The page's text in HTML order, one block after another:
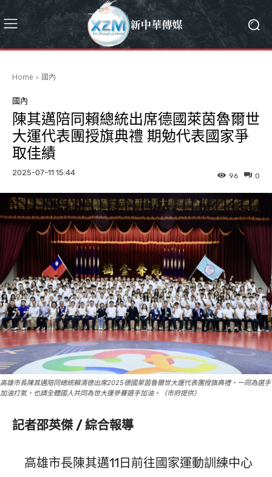
Home 國內
國內
陳其邁陪同賴總統出席德國萊茵魯爾世
大運代表團授旗典禮 期勉代表國家爭
取佳績
2025-07-11 15:44 0
96
高雄市長陳其邁陪同總統賴清德出席2025德國萊茵魯爾世大運代表團授旗典禮，一同為選手
加油打氣，也請全體國人共同為世大運參賽選手加油。（市府提供）
記者邵英傑 / 綜合報導
高雄市長陳其邁11日前往國家運動訓練中心